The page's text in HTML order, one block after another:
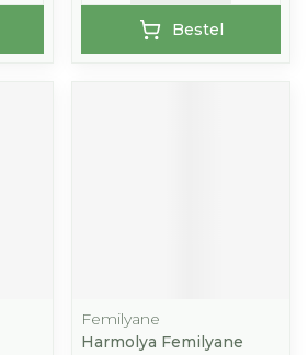
Bestel
Femilyane
Harmolya Femilyane